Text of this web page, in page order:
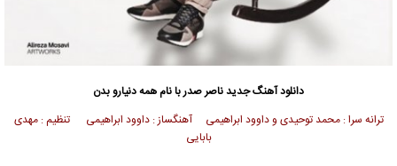
دانلود آهنگ جدیدناصر صدربا نام همه دنیارو بدن
ترانه سرا : محمد توحیدی و داوود ابراهیمی آهنگساز : داوود ابراهیمی تنظیم : مهدی
بابایی